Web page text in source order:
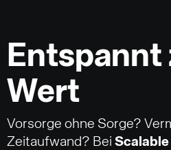
Entspannt
Wert
Vorsorge ohne Sorge?
Zeitaufwand? Bei